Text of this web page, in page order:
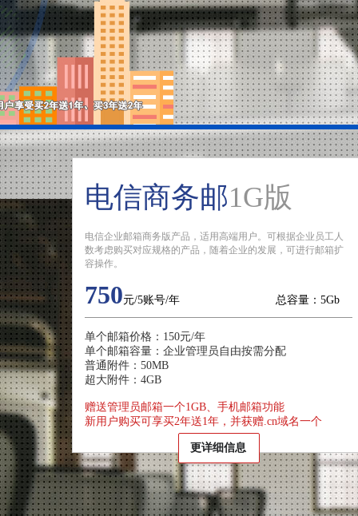
电信商务邮1G版
电信企业邮箱商务版产品，适用高端用户。可根据企业员工人
数考虑购买对应规格的产品，随着企业的发展，可进行邮箱扩
容操作。
750元/5账号/年 总容量：5Gb
单个邮箱价格：150元/年
单个邮箱容量：企业管理员自由按需分配
普通附件：50MB
超大附件：4GB
赠送管理员邮箱一个1GB、手机邮箱功能
新用户购买可享买2年送1年，并获赠.cn域名一个
更详细信息